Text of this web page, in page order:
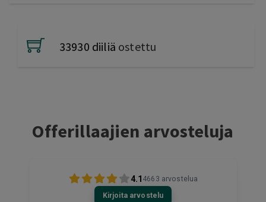
33930 diiliä ostettu
Offerillaajien arvosteluja
4.1 4663 arvostelua
Kirjoita arvostelu